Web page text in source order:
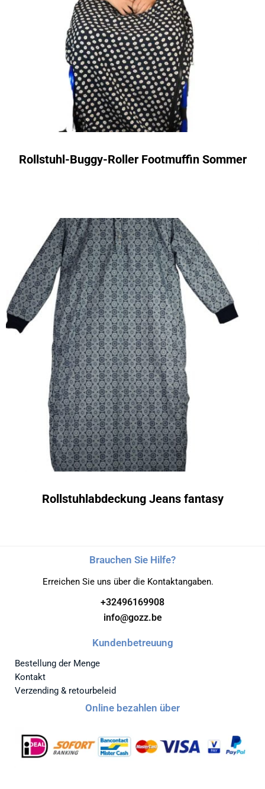
Rollstuhl-Buggy-Roller Footmuffin Sommer
Rollstuhlabdeckung Jeans fantasy
Brauchen Sie Hilfe?
Erreichen Sie uns über die Kontaktangaben.
+32496169908
info@gozz.be
Kundenbetreuung
Bestellung der Menge
Kontakt
Verzending & retourbeleid
Online bezahlen über